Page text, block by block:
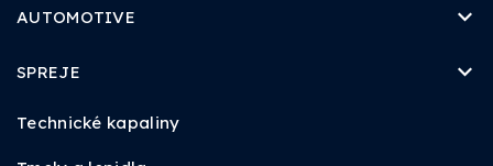
AUTOMOTIVE
SPREJE
Technické kapaliny